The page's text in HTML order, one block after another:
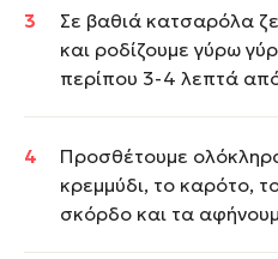
Σε βαθιά κατσαρόλα
και ροδίζουμε γύρω
περίπου 3-4 λεπτά
Προσθέτουμε
κρεμμύδι, το καρότο,
σκόρδο και τα